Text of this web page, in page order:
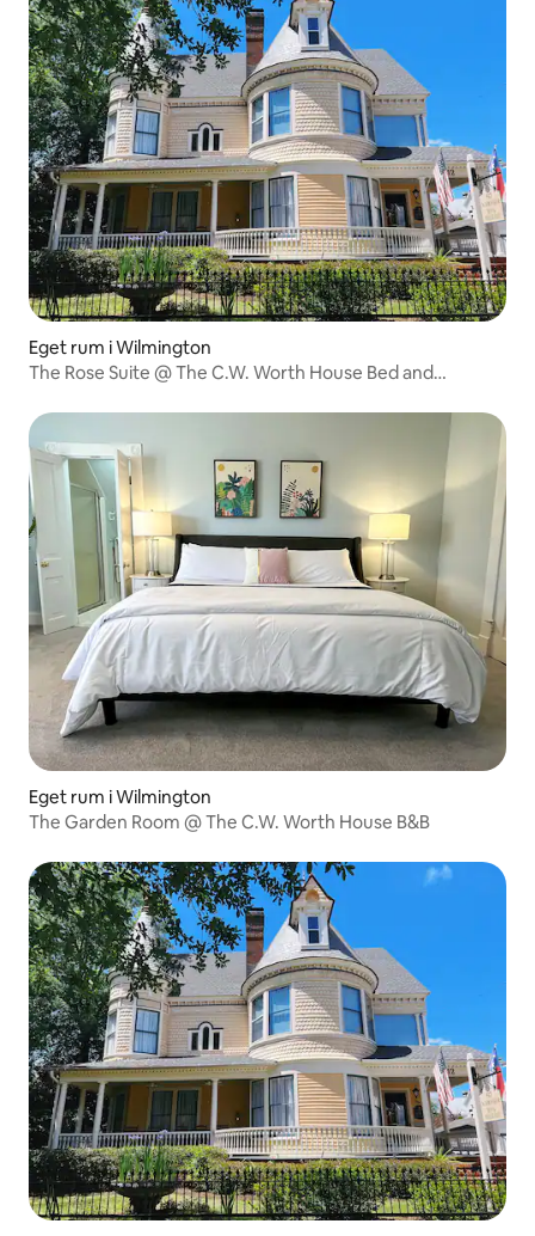
Eget rum i Wilmington
The Rose Suite @ The C.W. Worth House Bed and
Eget rum i Wilmington
The Garden Room @ The C.W. Worth House B&B